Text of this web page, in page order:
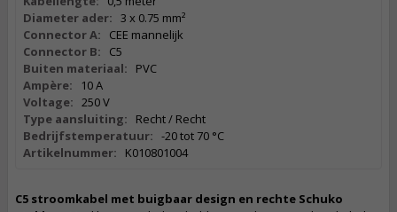
Diameter ader: 3 x 0.75 mm²
Connector A:
CEE mannelijk
Connector B:
C5
Buiten materiaal:
PVC
Ampère:
10 A
Voltage: 250 V
Type aansluiting:
Recht / Recht
Bedrijfstemperatuur: -20 tot 70 °C
Artikelnummer:
K010801004
C5 stroomkabel met buigbaar design en rechte Schuko